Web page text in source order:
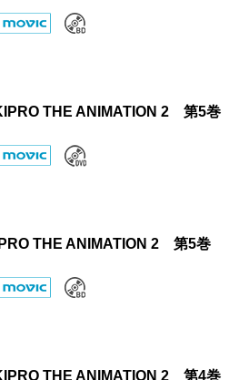
THE ANIMATION 2 第5巻
THE ANIMATION 2 第5巻
THE ANIMATION 2 第4巻